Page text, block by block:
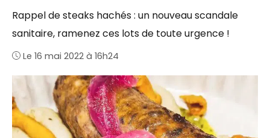
Rappel de steaks hachés : un nouveau scandale
sanitaire, ramenez ces lots de toute urgence !
Le 16 mai 2022 à 16h24